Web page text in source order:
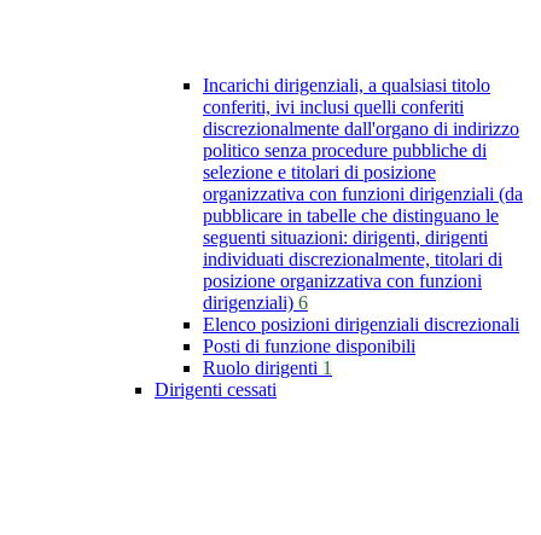
Incarichi dirigenziali, a qualsiasi titolo
conferiti, ivi inclusi quelli conferiti
discrezionalmente dall'organo di indirizzo
politico senza procedure pubbliche di
selezione e titolari di posizione
organizzativa con funzioni dirigenziali (da
pubblicare in tabelle che distinguano le
seguenti situazioni: dirigenti, dirigenti
individuati discrezionalmente, titolari di
posizione organizzativa con funzioni
dirigenziali) 6
Elenco posizioni dirigenziali discrezionali
Posti di funzione disponibili
Ruolo dirigenti 1
Dirigenti cessati